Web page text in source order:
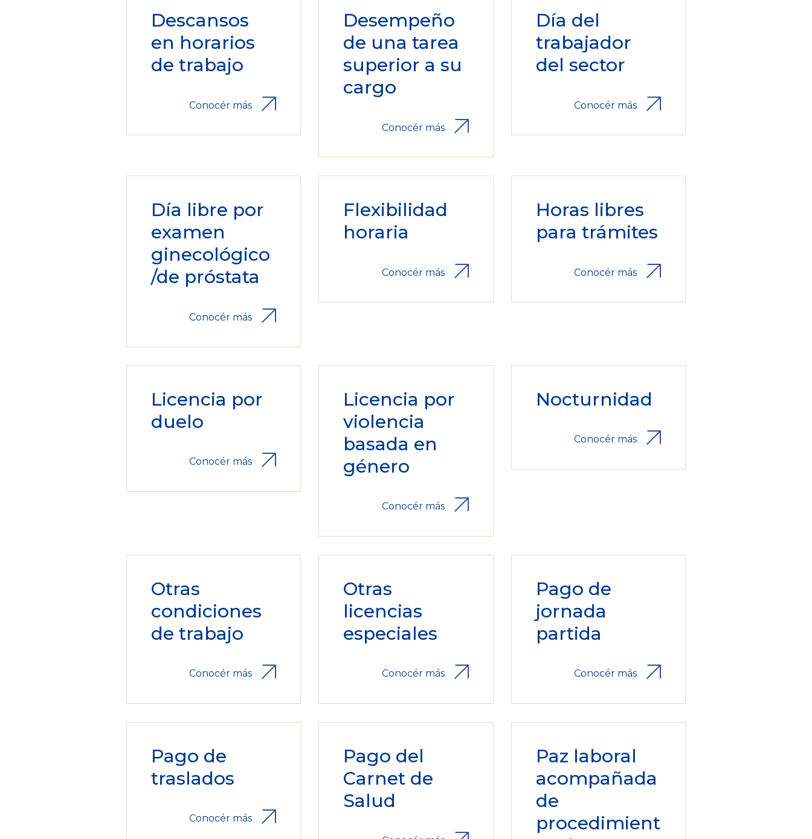
Descansos
en horarios
de trabajo
Conocér más
Desempeño
de una tarea
superior a su
cargo
Conocér más
Día del
trabajador
del sector
Conocér más
Día libre por
examen
ginecológico
/de próstata
Conocér más
Flexibilidad
horaria
Conocér más
Horas libres
para trámites
Conocér más
Licencia por
duelo
Conocér más
Licencia por
violencia
basada en
género
Conocér más
Nocturnidad
Conocér más
Otras
condiciones
de trabajo
Conocér más
Otras
licencias
especiales
Conocér más
Pago de
jornada
partida
Conocér más
Pago de
traslados
Conocér más
Pago del
Carnet de
Salud
Paz laboral
acompañada
de
procedimient